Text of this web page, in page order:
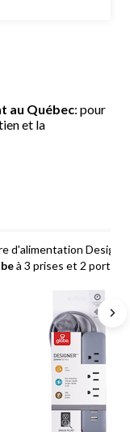
au Québec: pour
et la
d'alimentation
à 3 prises et 2 ports
300 joules, prise à angle